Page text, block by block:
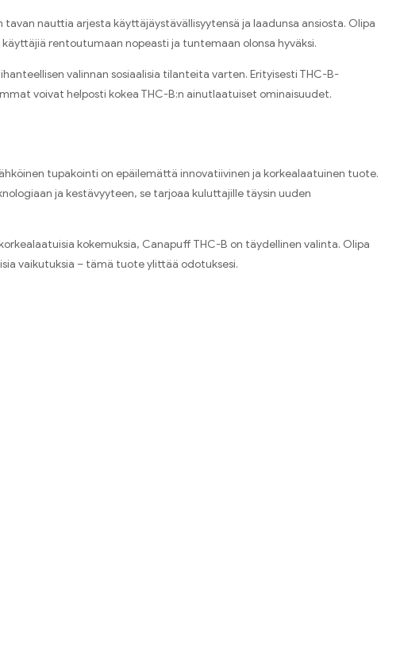
nauttia arjesta käyttäjäystävällisyytensä ja laadunsa ansiosta. Olipa
rentoutumaan nopeasti ja tuntemaan olonsa hyväksi.
valinnan sosiaalisia tilanteita varten. Erityisesti THC-B-
voivat helposti kokea THC-B:n ainutlaatuiset ominaisuudet.
tupakointi on epäilemättä innovatiivinen ja korkealaatuinen tuote.
ja kestävyyteen, se tarjoaa kuluttajille täysin uuden
kokemuksia, Canapuff THC-B on täydellinen valinta. Olipa
vaikutuksia – tämä tuote ylittää odotuksesi.